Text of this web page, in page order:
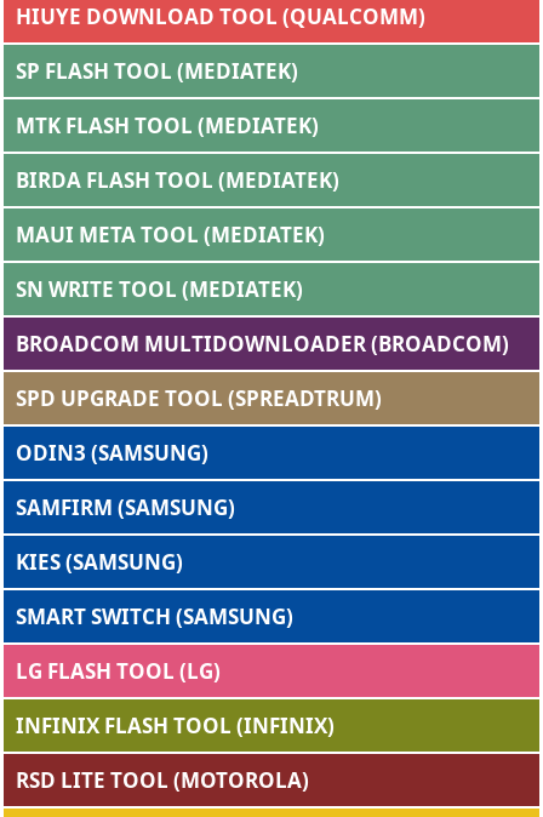
HIUYE DOWNLOAD TOOL (QUALCOMM)
SP FLASH TOOL (MEDIATEK)
MTK FLASH TOOL (MEDIATEK)
BIRDA FLASH TOOL (MEDIATEK)
MAUI META TOOL (MEDIATEK)
SN WRITE TOOL (MEDIATEK)
BROADCOM MULTIDOWNLOADER (BROADCOM)
SPD UPGRADE TOOL (SPREADTRUM)
ODIN3 (SAMSUNG)
SAMFIRM (SAMSUNG)
KIES (SAMSUNG)
SMART SWITCH (SAMSUNG)
LG FLASH TOOL (LG)
INFINIX FLASH TOOL (INFINIX)
RSD LITE TOOL (MOTOROLA)